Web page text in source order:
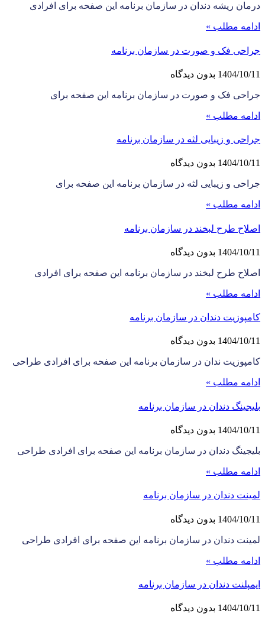
درمان ریشه دندان در سازمان برنامه این صفحه برای افرادی
ادامه مطلب »
جراحی فک و صورت در سازمان برنامه
1404/10/11 بدون دیدگاه
جراحی فک و صورت در سازمان برنامه این صفحه برای
ادامه مطلب »
جراحی و زیبایی لثه در سازمان برنامه
1404/10/11 بدون دیدگاه
جراحی و زیبایی لثه در سازمان برنامه این صفحه برای
ادامه مطلب »
اصلاح طرح لبخند در سازمان برنامه
1404/10/11 بدون دیدگاه
اصلاح طرح لبخند در سازمان برنامه این صفحه برای افرادی
ادامه مطلب »
کامپوزیت دندان در سازمان برنامه
1404/10/11 بدون دیدگاه
کامپوزیت ندان در سازمان برنامه این صفحه برای افرادی طراحی
ادامه مطلب »
بلیجینگ دندان در سازمان برنامه
1404/10/11 بدون دیدگاه
بلیجینگ دندان در سازمان برنامه این صفحه برای افرادی طراحی
ادامه مطلب »
لمینت دندان در سازمان برنامه
1404/10/11 بدون دیدگاه
لمینت دندان در سازمان برنامه این صفحه برای افرادی طراحی
ادامه مطلب »
ایمپلنت دندان در سازمان برنامه
1404/10/11 بدون دیدگاه